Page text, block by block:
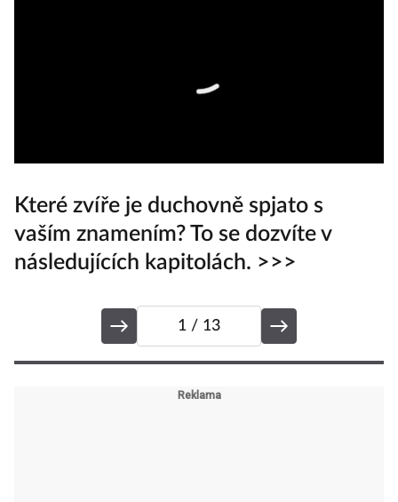
Které zvíře je duchovně spjato s
vaším znamením? To se dozvíte v
následujících kapitolách. >>>
1 / 13